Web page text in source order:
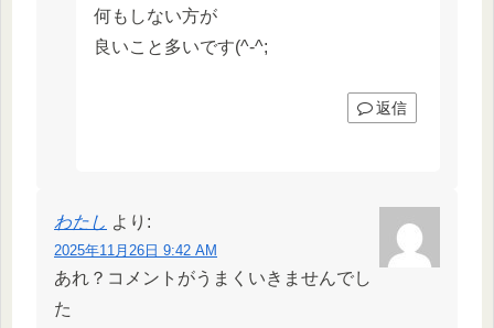
何もしない方が
良いこと多いです(^-^;
返信
わたし より:
2025年11月26日 9:42 AM
あれ？コメントがうまくいきませんでし
た